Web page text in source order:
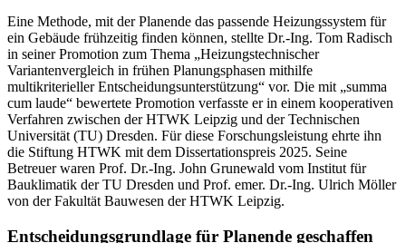
Eine Methode, mit der Planende das passende Heizungssystem für
ein Gebäude frühzeitig finden können, stellte Dr.-Ing. Tom Radisch
in seiner Promotion zum Thema „Heizungstechnischer
Variantenvergleich in frühen Planungsphasen mithilfe
multikriterieller Entscheidungsunterstützung“ vor. Die mit „summa
cum laude“ bewertete Promotion verfasste er in einem kooperativen
Verfahren zwischen der HTWK Leipzig und der Technischen
Universität (TU) Dresden. Für diese Forschungsleistung ehrte ihn
die Stiftung HTWK mit dem Dissertationspreis 2025. Seine
Betreuer waren Prof. Dr.-Ing. John Grunewald vom Institut für
Bauklimatik der TU Dresden und Prof. emer. Dr.-Ing. Ulrich Möller
von der Fakultät Bauwesen der HTWK Leipzig.
Entscheidungsgrundlage für Planende geschaffen